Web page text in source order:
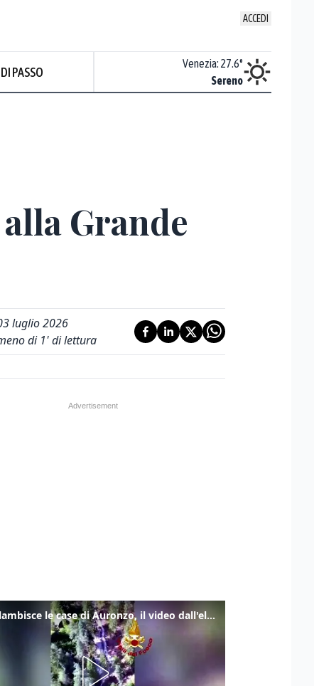
ACCEDI
PASSO
Nuvoloso
Venezia: 27.6°
Sereno
Grande
luglio 2026
di 1' di lettura
Frana lambisce le case di Auronzo, il video dall'elicottero dei vigili del fuoco